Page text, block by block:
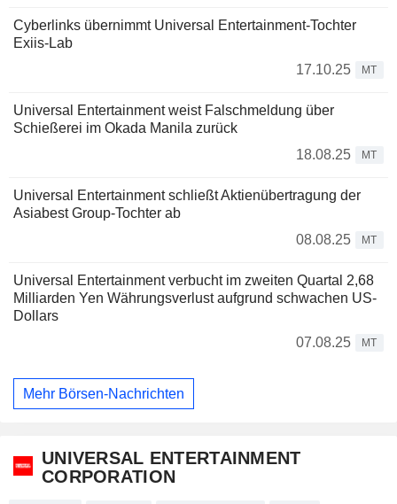
Cyberlinks übernimmt Universal Entertainment-Tochter
Exiis-Lab
17.10.25
MT
Universal Entertainment weist Falschmeldung über
Schießerei im Okada Manila zurück
18.08.25
MT
Universal Entertainment schließt Aktienübertragung der
Asiabest Group-Tochter ab
08.08.25
MT
Universal Entertainment verbucht im zweiten Quartal 2,68
Milliarden Yen Währungsverlust aufgrund schwachen US-
Dollars
07.08.25
MT
Mehr Börsen-Nachrichten
UNIVERSAL ENTERTAINMENT
CORPORATION